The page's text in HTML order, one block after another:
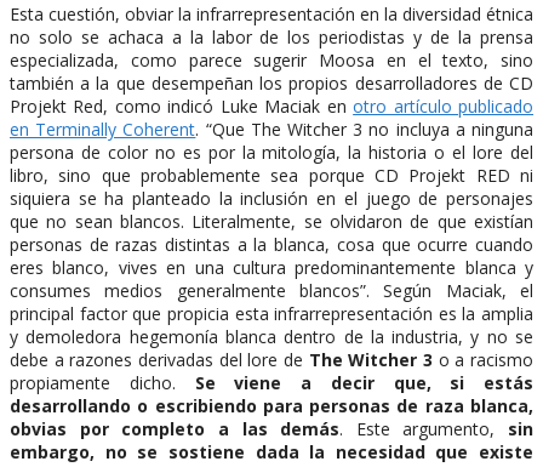
Esta cuestión, obviar la infrarrepresentación en la diversidad étnica
no solo se achaca a la labor de los periodistas y de la prensa
especializada, como parece sugerir Moosa en el texto, sino
también a la que desempeñan los propios desarrolladores de CD
Projekt Red, como indicó Luke Maciak enotro artículo publicado
en Terminally Coherent. “Que The Witcher 3 no incluya a ninguna
persona de color no es por la mitología, la historia o el lore del
libro, sino que probablemente sea porque CD Projekt RED ni
siquiera se ha planteado la inclusión en el juego de personajes
que no sean blancos. Literalmente, se olvidaron de que existían
personas de razas distintas a la blanca, cosa que ocurre cuando
eres blanco, vives en una cultura predominantemente blanca y
consumes medios generalmente blancos”. Según Maciak, el
principal factor que propicia esta infrarrepresentación es la amplia
y demoledora hegemonía blanca dentro de la industria, y no se
debe a razones derivadas del lore de The Witcher 3 o a racismo
propiamente dicho. Se viene a decir que, si estás
desarrollando o escribiendo para personas de raza blanca,
obvias por completo a las demás. Este argumento, sin
embargo, no se sostiene dada la necesidad que existe